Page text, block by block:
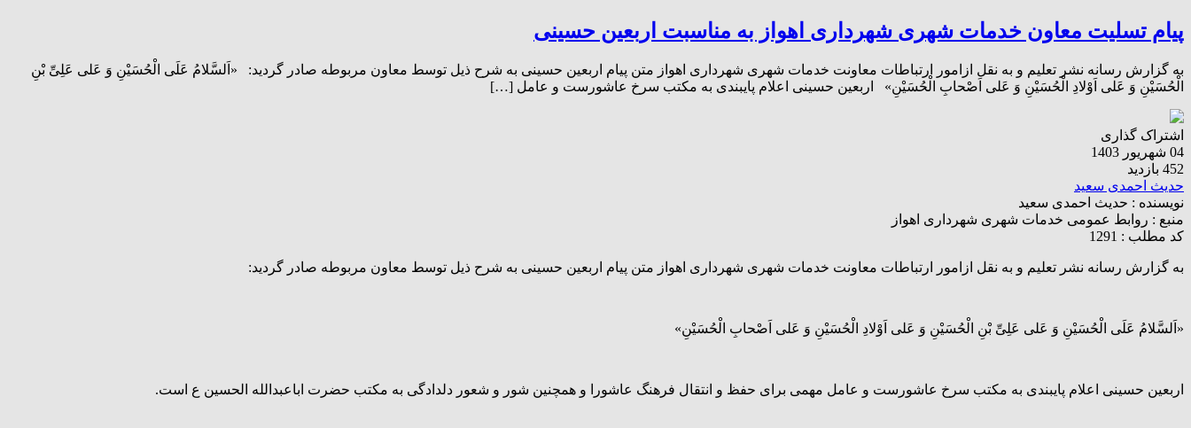
پیام تسلیت معاون خدمات شهری شهرداری اهواز به مناسبت اربعین حسینی
به گزارش رسانه نشر تعلیم و به نقل ازامور ارتباطات معاونت خدمات شهری شهرداری اهواز متن پیام اربعین حسینی به شرح ذیل توسط معاون مربوطه صادر گردید: «اَلسَّلامُ عَلَى الْحُسَیْنِ وَ عَلى عَلِىِّ بْنِ
الْحُسَیْنِ وَ عَلى اَوْلادِ الْحُسَیْنِ وَ عَلى اَصْحابِ الْحُسَیْنِ» اربعین حسینی اعلام پایبندی به مکتب سرخ عاشورست و عامل […]
اشتراک گذاری
04 شهریور 1403
452 بازدید
حدیث احمدی سعید
نویسنده : حدیث احمدی سعید
منبع : روابط عمومی خدمات شهری شهرداری اهواز
کد مطلب : 1291
به گزارش رسانه نشر تعلیم و به نقل ازامور ارتباطات معاونت خدمات شهری شهرداری اهواز متن پیام اربعین حسینی به شرح ذیل توسط معاون مربوطه صادر گردید:
«اَلسَّلامُ عَلَى الْحُسَیْنِ وَ عَلى عَلِىِّ بْنِ الْحُسَیْنِ وَ عَلى اَوْلادِ الْحُسَیْنِ وَ عَلى اَصْحابِ الْحُسَیْنِ»
اربعین حسینی اعلام پایبندی به مکتب سرخ عاشورست و عامل مهمی برای حفظ و انتقال فرهنگ عاشورا و همچنین شور و شعور دلدادگی به مکتب حضرت اباعبدالله الحسین ع است.